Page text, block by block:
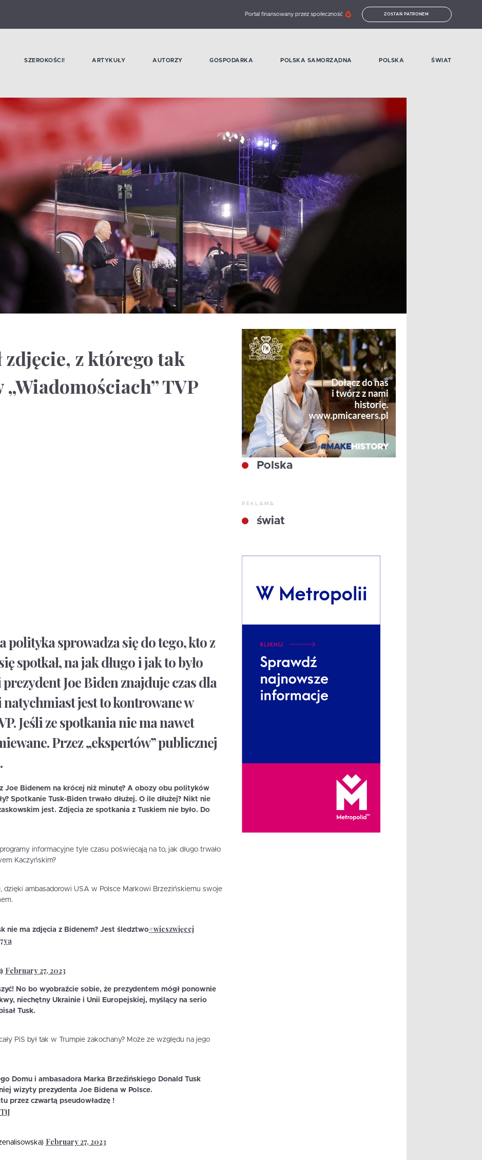
Portal finansowany przez społeczność ZOSTAŃ PATRONEM
SZEROKOŚCI! ARTYKUŁY AUTORZY GOSPODARKA POLSKA SAMORZĄDNA POLSKA ŚWIAT
zdjęcie, z którego tak
TVP
polityka sprowadza się do tego, kto z
spotkał, na jak długo i jak to było
Joe Biden znajduje czas dla
jest to kontrowane w
Jeśli ze spotkania nie ma nawet
Przez „ekspertów” publicznej
z Joe Bidenem na krócej niż minutę? A obozy obu polityków
Spotkanie Tusk-Biden trwało dłużej. O ile dłużej? Nikt nie
jest. Zdjęcia ze spotkania z Tuskiem nie było. Do
informacyjne tyle czasu poświęcają na to, jak długo trwało
Kaczyńskim?
dzięki ambasadorowi USA w Polsce Markowi Brzezińskiemu swoje
nie ma zdjęcia z Bidenem? Jest śledztwo#wieszwięcej
February 27, 2023
No bo wyobraźcie sobie, że prezydentem mógł ponownie
niechętny Ukrainie i Unii Europejskiej, myślący na serio
Tusk.
PiS był tak w Trumpie zakochany? Może ze względu na jego
Domu i ambasadora Marka Brzeźińskiego Donald Tusk
wizyty prezydenta Joe Bidena w Polsce.
przez czwartą pseudowładzę !
February 27, 2023
Polska
REKLAMA
świat